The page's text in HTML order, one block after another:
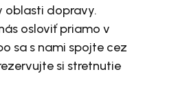
oblasti dopravy.
osloviť priamo v
sa s nami spojte cez
si stretnutie